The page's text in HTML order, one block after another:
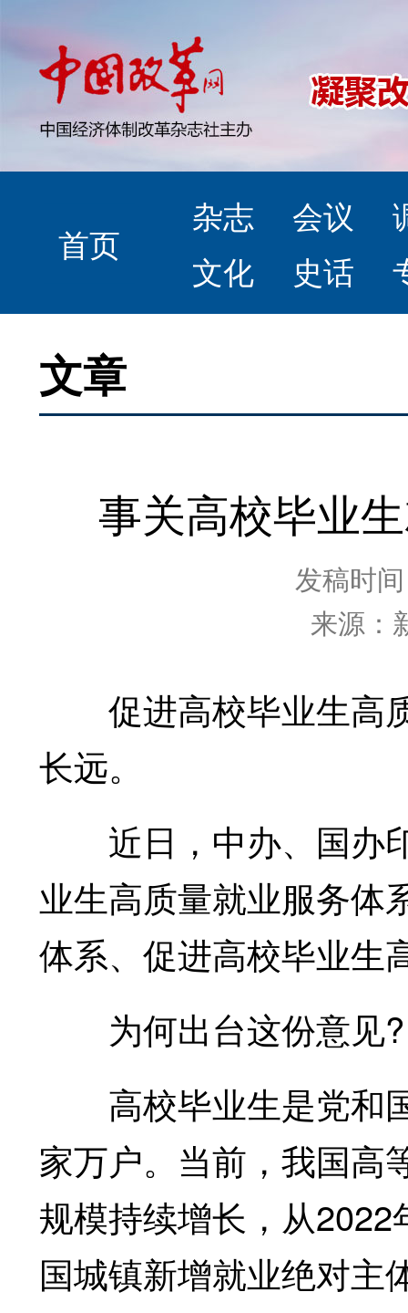
首页
杂志 会议
文化
史话
文章
事关高校毕业
发稿时
来源：
促进高校毕业生高
长远。
近日，中办、国办
业生高质量就业服务体
体系、促进高校毕业生
为何出台这份意见?
高校毕业生是党和
家万户。当前，我国高
规模持续增长，从
国城镇新增就业绝对主